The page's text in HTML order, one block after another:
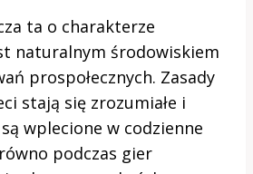
ta o charakterze
naturalnym środowiskiem
prospołecznych. Zasady
stają się zrozumiałe i
wplecione w codzienne
podczas gier